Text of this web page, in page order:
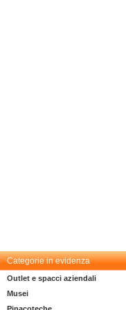
Categorie in evidenza
Outlet e spacci aziendali
Musei